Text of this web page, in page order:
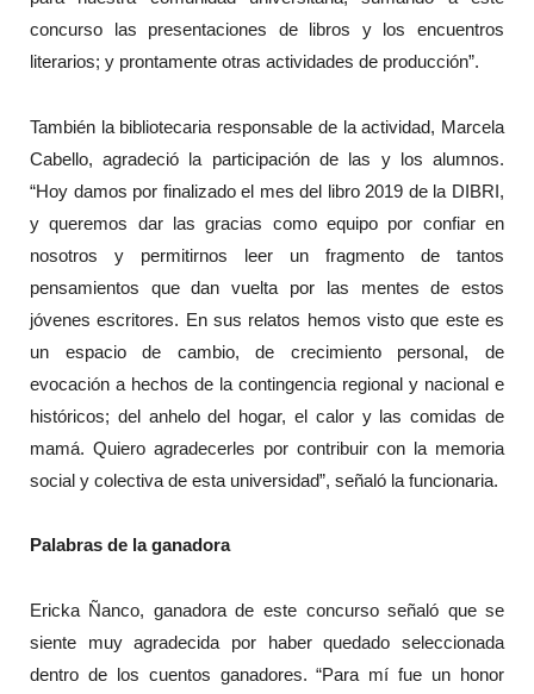
concurso las presentaciones de libros y los encuentros
literarios; y prontamente otras actividades de producción”.
También la bibliotecaria responsable de la actividad, Marcela
Cabello, agradeció la participación de las y los alumnos.
“Hoy damos por finalizado el mes del libro 2019 de la DIBRI,
y queremos dar las gracias como equipo por confiar en
nosotros y permitirnos leer un fragmento de tantos
pensamientos que dan vuelta por las mentes de estos
jóvenes escritores. En sus relatos hemos visto que este es
un espacio de cambio, de crecimiento personal, de
evocación a hechos de la contingencia regional y nacional e
históricos; del anhelo del hogar, el calor y las comidas de
mamá. Quiero agradecerles por contribuir con la memoria
social y colectiva de esta universidad”, señaló la funcionaria.
Palabras de la ganadora
Ericka Ñanco, ganadora de este concurso señaló que se
siente muy agradecida por haber quedado seleccionada
dentro de los cuentos ganadores. “Para mí fue un honor